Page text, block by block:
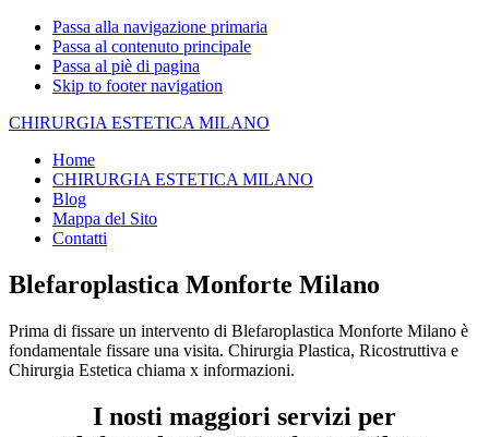
Passa alla navigazione primaria
Passa al contenuto principale
Passa al piè di pagina
Skip to footer navigation
CHIRURGIA ESTETICA MILANO
Home
CHIRURGIA ESTETICA MILANO
Blog
Mappa del Sito
Contatti
Blefaroplastica Monforte Milano
Prima di fissare un intervento di Blefaroplastica Monforte Milano è
fondamentale fissare una visita. Chirurgia Plastica, Ricostruttiva e
Chirurgia Estetica chiama x informazioni.
I nosti maggiori servizi per